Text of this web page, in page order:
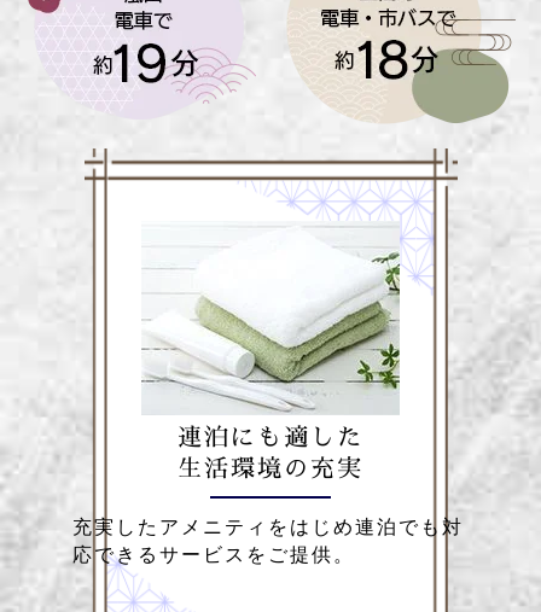
連泊にも適した
生活環境の充実
充実したアメニティをはじめ連泊でも対
応できるサービスをご提供。